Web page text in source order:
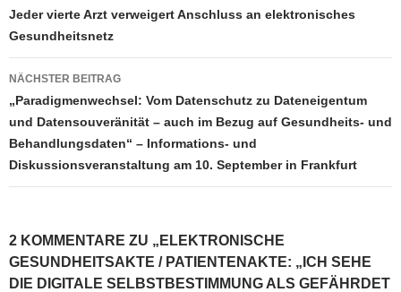
Jeder vierte Arzt ver­wei­gert Anschluss an elek­tro­ni­sches
Gesund­heits­netz
NÄCHSTER BEITRAG
„Paradigmenwechsel: Vom Datenschutz zu Dateneigentum
und Datensouveränität – auch im Bezug auf Gesundheits- und
Behandlungsdaten“ – Informations- und
Diskussionsveranstaltung am 10. September in Frankfurt
2 KOMMENTARE ZU „ELEKTRONISCHE
GESUNDHEITSAKTE / PATIENTENAKTE: „ICH SEHE
DIE DIGITALE SELBSTBESTIMMUNG ALS GEFÄHRDET